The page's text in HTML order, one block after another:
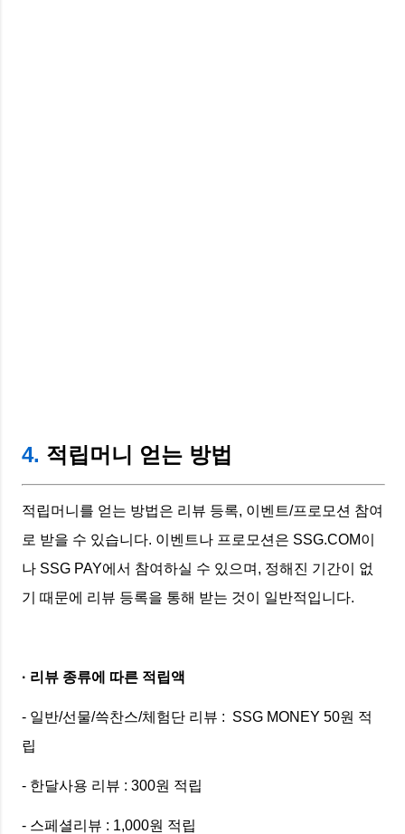
4. 적립머니 얻는 방법
적립머니를 얻는 방법은 리뷰 등록, 이벤트/프로모션 참여
로 받을 수 있습니다. 이벤트나 프로모션은 SSG.COM이
나 SSG PAY에서 참여하실 수 있으며, 정해진 기간이 없
기 때문에 리뷰 등록을 통해 받는 것이 일반적입니다.
· 리뷰 종류에 따른 적립액
- 일반/선물/쓱찬스/체험단 리뷰 : SSG MONEY 50원 적
립
- 한달사용 리뷰 : 300원 적립
- 스페셜리뷰 : 1,000원 적립